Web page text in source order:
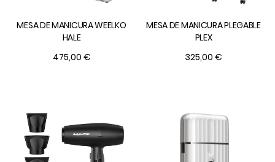
MESA DE MANICURA WEELKO
HALE
475,00 €
MESA DE MANICURA PLEGABLE
PLEX
325,00 €